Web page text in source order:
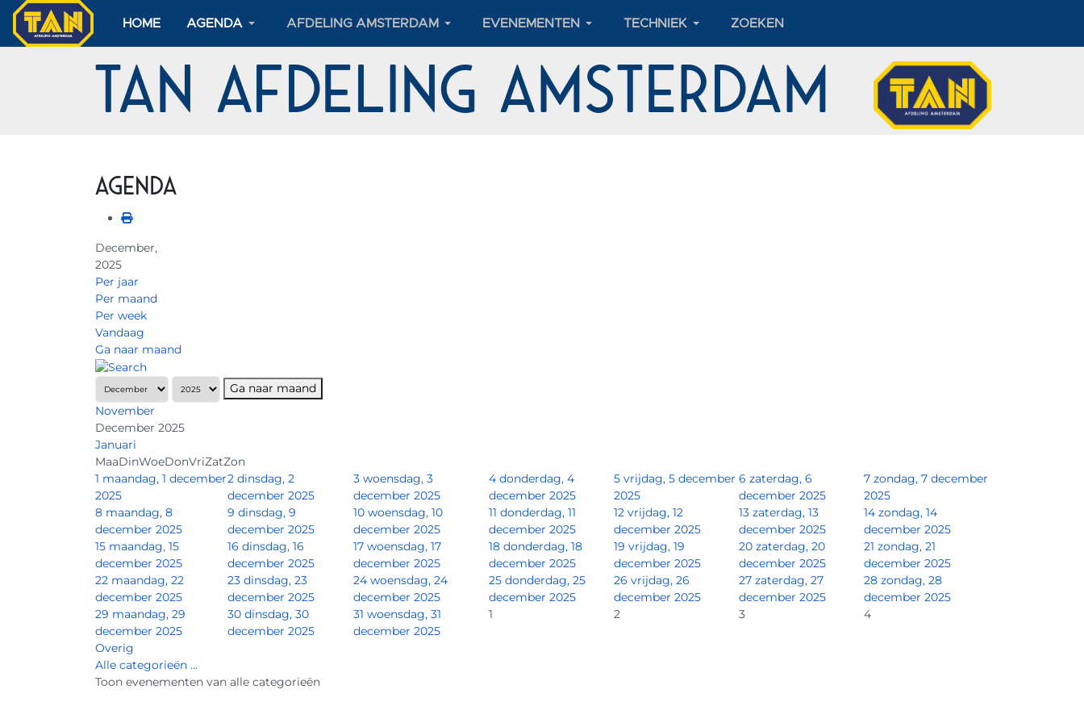
HOME AGENDA AFDELING AMSTERDAM EVENEMENTEN TECHNIEK ZOEKEN
TAN Afdeling Amsterdam
Agenda
December,
2025
Per jaar
Per maand
Per week
Vandaag
Ga naar maand
Ga naar maand
November
December 2025
Januari
MaaDinWoeDonVriZatZon
1 maandag, 1 december
2025
2 dinsdag, 2
december 2025
3 woensdag, 3
december 2025
4 donderdag, 4
december 2025
5 vrijdag, 5 december
2025
6 zaterdag, 6
december 2025
7 zondag, 7 december
2025
8 maandag, 8
december 2025
9 dinsdag, 9
december 2025
10 woensdag, 10
december 2025
11 donderdag, 11
december 2025
12 vrijdag, 12
december 2025
13 zaterdag, 13
december 2025
14 zondag, 14
december 2025
15 maandag, 15
december 2025
16 dinsdag, 16
december 2025
17 woensdag, 17
december 2025
18 donderdag, 18
december 2025
19 vrijdag, 19
december 2025
20 zaterdag, 20
december 2025
21 zondag, 21
december 2025
22 maandag, 22
december 2025
23 dinsdag, 23
december 2025
24 woensdag, 24
december 2025
25 donderdag, 25
december 2025
26 vrijdag, 26
december 2025
27 zaterdag, 27
december 2025
28 zondag, 28
december 2025
29 maandag, 29
december 2025
30 dinsdag, 30
december 2025
31 woensdag, 31
december 2025
1 2 3 4
Overig
Alle categorieën ...
Toon evenementen van alle categorieën